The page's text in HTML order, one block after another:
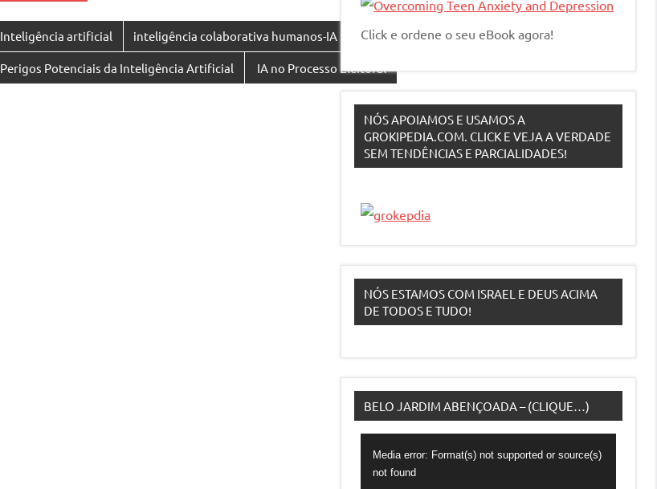
Inteligência artificial inteligência colaborativa humanos-IA Liderança Inteligente Liderança Sustentável
Perigos Potenciais da Inteligência Artificial IA no Processo Eleitoral
Click e ordene o seu eBook agora!
NÓS APOIAMOS E USAMOS A
GROKIPEDIA.COM. CLICK E VEJA A VERDADE
SEM TENDÊNCIAS E PARCIALIDADES!
NÓS ESTAMOS COM ISRAEL E DEUS ACIMA
DE TODOS E TUDO!
BELO JARDIM ABENÇOADA – (CLIQUE…)
Player
Media error: Format(s) not supported or source(s)
not found